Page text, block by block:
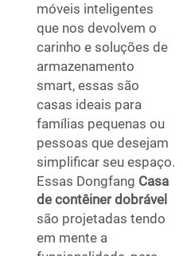
móveis inteligentes
que nos devolvem o
carinho e soluções de
armazenamento
smart, essas são
casas ideais para
famílias pequenas ou
pessoas que desejam
simplificar seu espaço.
Essas Dongfang Casa
de contêiner dobrável
são projetadas tendo
em mente a